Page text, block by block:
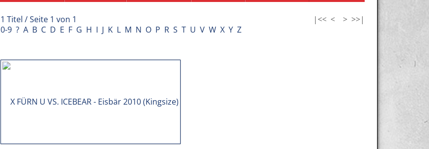
1 Titel / Seite 1 von 1 |<< < > >>|
0-9 ? A B C D E F G H I J K L M N O P R S T U V W X Y Z